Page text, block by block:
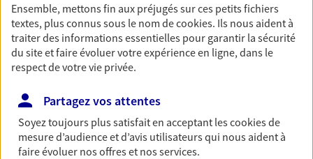
Accompagner les
professionnels et les
entreprises
bâtissons ensemble des solutions cohérentes pour
protéger votre activité, vos collaborateurs... mais aussi
vous-même et votre famille.
Ensemble, mettons fin aux préjugés sur ces petits fichiers
textes, plus connus sous le nom decookies. Ils nous aident à
traiter des informations essentielles pour garantir la sécurité
du site et faire évoluer votre expérience en ligne, dans le
respect de votre vie privée.
Partagez vos attentes
Soyez toujours plus satisfait en acceptant lescookiesde
mesure d’audience et d’avis utilisateurs qui nous aident à
faire évoluer nos offres et nos services.